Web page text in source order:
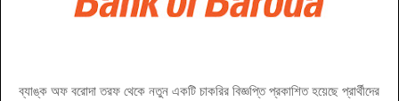
ব্যাঙ্ক অফ বরোদা তরফ থেকে নতুন একটি চাকরির বিজ্ঞপ্তি প্রকাশিত হয়েছে প্রার্থীদের